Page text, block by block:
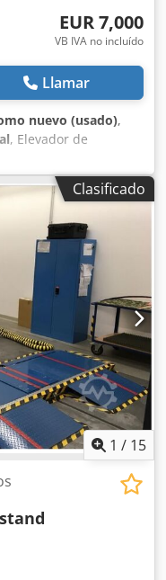
EUR 7,000
VB IVA no incluído
Llamar
nuevo (usado),
, Elevador de
capacidad de carga:
Clasificado
1 / 15